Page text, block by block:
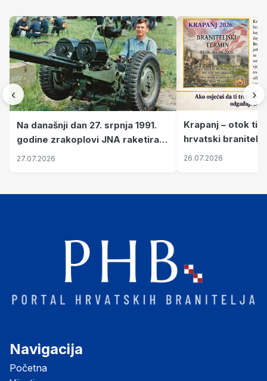
‹
Na današnji dan 27. srpnja 1991.
godine zrakoplovi JNA raketirali
su vojarnu i obučni centar "Nikola
27.07.2026
Krapanj – otok
hrvatski branitelji
pronalaze mir
26.07.2026
›
Navigacija
Početna